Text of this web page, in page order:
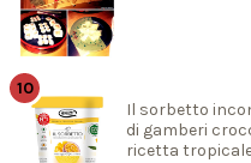
Il sorbetto
di gamberi
ricetta